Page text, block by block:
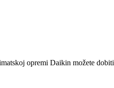
opremi Daikin možete